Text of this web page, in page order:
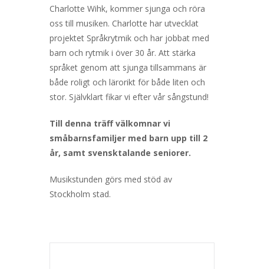
Charlotte Wihk, kommer sjunga och röra
oss till musiken. Charlotte har utvecklat
projektet Språkrytmik och har jobbat med
barn och rytmik i över 30 år. Att stärka
språket genom att sjunga tillsammans är
både roligt och lärorikt för både liten och
stor. Självklart fikar vi efter vår sångstund!
Till denna träff välkomnar vi
småbarnsfamiljer med barn upp till 2
år, samt svensktalande seniorer.
Musikstunden görs med stöd av
Stockholm stad.